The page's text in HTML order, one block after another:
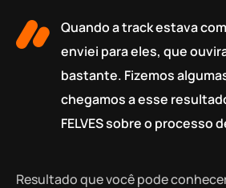
Quando a track estava
enviei para eles, que
bastante. Fizemos
chegamos a esse
FELVES sobre o processo
Resultado que você pode